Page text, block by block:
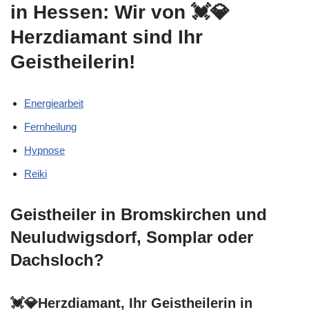
in Hessen: Wir von 💓️💎
Herzdiamant sind Ihr
Geistheilerin!
Energiearbeit
Fernheilung
Hypnose
Reiki
Geistheiler in Bromskirchen und
Neuludwigsdorf, Somplar oder
Dachsloch?
💓️💎Herzdiamant, Ihr Geistheilerin in